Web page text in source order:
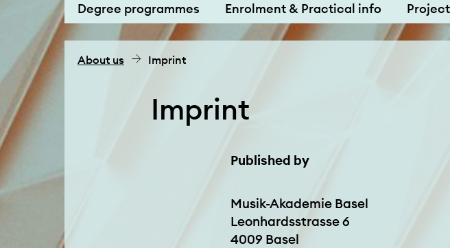
Degree programmes Enrolment & Practical info
About us Imprint
Imprint
Published by
Musik-Akademie Basel
Leonhardsstrasse 6
4009 Basel